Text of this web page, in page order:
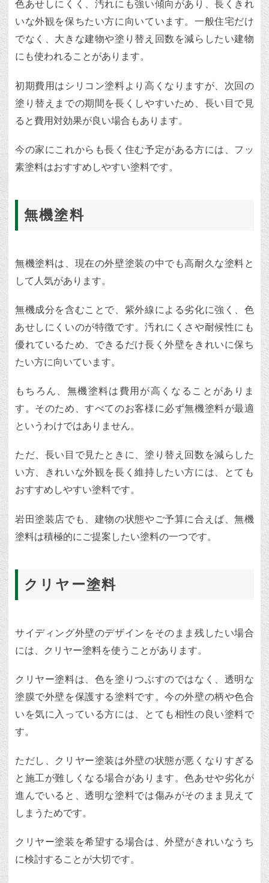
色あせしにくく、汚れにも強い傾向があり、長くきれ
いな外観を保ちたい方に向いています。一般住宅だけ
でなく、大きな建物や塗り替え回数を減らしたい建物
にも使われることがあります。
初期費用はシリコン塗料より高くなりますが、次回の
塗り替えまでの期間を長くしやすいため、長い目で見
ると費用対効果が良い場合もあります。
今の家にこれからも長く住む予定がある方には、フッ
素塗料はおすすめしやすい塗料です。
無機塗料
無機塗料は、現在の外壁塗装の中でも高耐久な塗料と
して人気があります。
無機成分を含むことで、紫外線による劣化に強く、色
あせしにくいのが特徴です。汚れにくさや耐候性にも
優れているため、できるだけ長く外壁をきれいに保ち
たい方に向いています。
もちろん、無機塗料は費用が高くなることがありま
す。そのため、すべてのお客様に必ず無機塗料が最適
というわけではありません。
ただ、長い目で見たときに、塗り替え回数を減らした
い方、きれいな外観を長く維持したい方には、とても
おすすめしやすい塗料です。
岩田塗装店でも、建物の状態やご予算に合えば、無機
塗料は積極的にご提案したい塗料の一つです。
クリヤー塗料
サイディング外壁のデザインをそのまま残したい場合
には、クリヤー塗料を使うことがあります。
クリヤー塗料は、色を塗りつぶすのではなく、透明な
塗膜で外壁を保護する塗料です。今の外壁の柄や色合
いを気に入っている方には、とても相性の良い塗料で
す。
ただし、クリヤー塗装は外壁の状態が悪くなりすぎる
と施工が難しくなる場合があります。色あせや劣化が
進んでいると、透明な塗料では傷みがそのまま見えて
しまうためです。
クリヤー塗装を希望する場合は、外壁がきれいなうち
に検討することが大切です。